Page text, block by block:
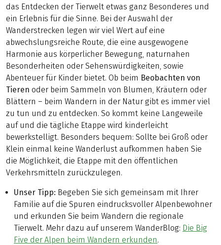
das Entdecken der Tierwelt etwas ganz Besonderes und
ein Erlebnis für die Sinne. Bei der Auswahl der
Wanderstrecken legen wir viel Wert auf eine
abwechslungsreiche Route, die eine ausgewogene
Harmonie aus körperlicher Bewegung, naturnahen
Besonderheiten oder Sehenswürdigkeiten, sowie
Abenteuer für Kinder bietet. Ob beim Beobachten von
Tieren oder beim Sammeln von Blumen, Kräutern oder
Blättern – beim Wandern in der Natur gibt es immer viel
zu tun und zu entdecken. So kommt keine Langeweile
auf und die tägliche Etappe wird kinderleicht
bewerkstelligt. Besonders bequem: Sollte bei Groß oder
Klein einmal keine Wanderlust aufkommen haben Sie
die Möglichkeit, die Etappe mit den öffentlichen
Verkehrsmitteln zurückzulegen.
Unser Tipp: Begeben Sie sich gemeinsam mit Ihrer
Familie auf die Spuren eindrucksvoller Alpenbewohner
und erkunden Sie beim Wandern die regionale
Tierwelt. Mehr dazu auf unserem WanderBlog: Die Big
Five der Alpen beim Wandern erkunden.